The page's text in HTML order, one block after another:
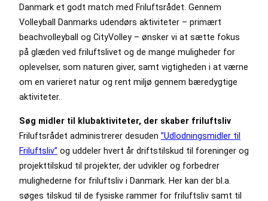
Danmark et godt match med Friluftsrådet. Gennem
Volleyball Danmarks udendørs aktiviteter – primært
beachvolleyball og CityVolley – ønsker vi at sætte fokus
på glæden ved friluftslivet og de mange muligheder for
oplevelser, som naturen giver, samt vigtigheden i at værne
om en varieret natur og rent miljø gennem bæredygtige
aktiviteter.
Søg midler til klubaktiviteter, der skaber friluftsliv
Friluftsrådet administrerer desuden ”Udlodningsmidler til
Friluftsliv” og uddeler hvert år driftstilskud til foreninger og
projekttilskud til projekter, der udvikler og forbedrer
mulighederne for friluftsliv i Danmark. Her kan der bl.a.
søges tilskud til de fysiske rammer for friluftsliv samt til